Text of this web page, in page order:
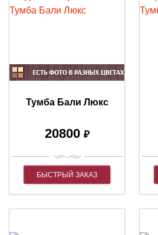
Тумба Бали Люкс
20800 ₽
БЫСТРЫЙ ЗАКАЗ